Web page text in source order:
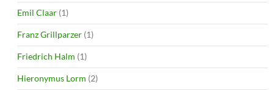
Emil Claar (1)
Franz Grillparzer (1)
Friedrich Halm (1)
Hieronymus Lorm (2)